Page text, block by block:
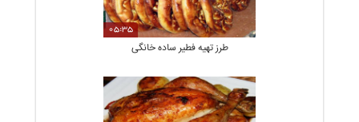
05:35
طرز تهیه فطیر ساده خانگی